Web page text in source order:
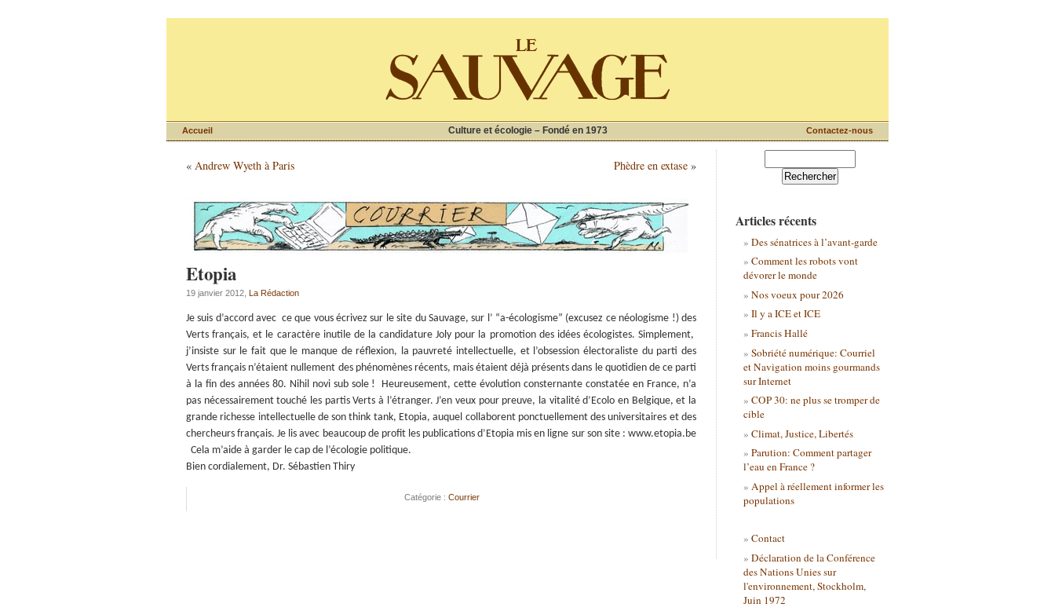
Culture et écologie – Fondé en 1973
Accueil Contactez-nous
« Andrew Wyeth à Paris Phèdre en extase »
Etopia
19 janvier 2012, La Rédaction
Je suis d’accord avec ce que vous écrivez sur le site du Sauvage, sur l’ “a-écologisme” (excusez ce néologisme !) des
Verts français, et le caractère inutile de la candidature Joly pour la promotion des idées écologistes. Simplement,
j’insiste sur le fait que le manque de réflexion, la pauvreté intellectuelle, et l’obsession électoraliste du parti des
Verts français n’étaient nullement des phénomènes récents, mais étaient déjà présents dans le quotidien de ce parti
à la fin des années 80. Nihil novi sub sole ! Heureusement, cette évolution consternante constatée en France, n’a
pas nécessairement touché les partis Verts à l’étranger. J’en veux pour preuve, la vitalité d’Ecolo en Belgique, et la
grande richesse intellectuelle de son think tank, Etopia, auquel collaborent ponctuellement des universitaires et des
chercheurs français. Je lis avec beaucoup de profit les publications d’Etopia mis en ligne sur son site : www.etopia.be
Cela m’aide à garder le cap de l’écologie politique.
Bien cordialement, Dr. Sébastien Thiry
Catégorie : Courrier
Articles récents
Des sénatrices à l’avant-garde
Comment les robots vont
dévorer le monde
Nos voeux pour 2026
Il y a ICE et ICE
Francis Hallé
Sobriété numérique: Courriel
et Navigation moins gourmands
sur Internet
COP 30: ne plus se tromper de
cible
Climat, Justice, Libertés
Parution: Comment partager
l’eau en France ?
Appel à réellement informer les
populations
Contact
Déclaration de la Conférence
des Nations Unies sur
l'environnement, Stockholm,
Juin 1972